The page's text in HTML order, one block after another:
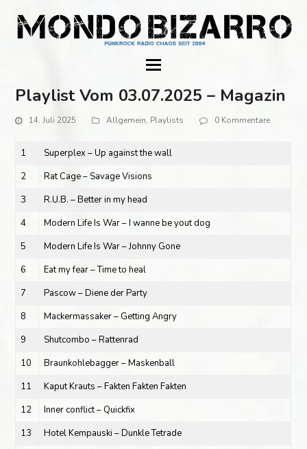
Playlist Vom 03.07.2025 – Magazin
14. Juli 2025 Allgemein, Playlists 0 Kommentare
1
Superplex – Up against the wall
2
Rat Cage – Savage Visions
3
R.U.B. – Better in my head
4
Modern Life Is War – I wanne be yout dog
5
Modern Life Is War – Johnny Gone
6
Eat my fear – Time to heal
7
Pascow – Diene der Party
8
Mackermassaker – Getting Angry
9
Shutcombo – Rattenrad
10
Braunkohlebagger – Maskenball
11
Kaput Krauts – Fakten Fakten Fakten
12
Inner conflict – Quickfix
13
Hotel Kempauski – Dunkle Tetrade